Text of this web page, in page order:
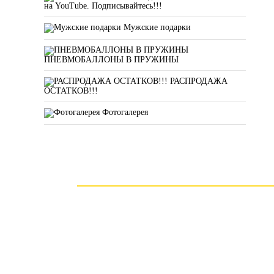
на YouTube. Подписывайтесь!!!
Мужские подарки
ПНЕВМОБАЛЛОНЫ В ПРУЖИНЫ
РАСПРОДАЖА
ОСТАТКОВ!!!
Фотогалерея